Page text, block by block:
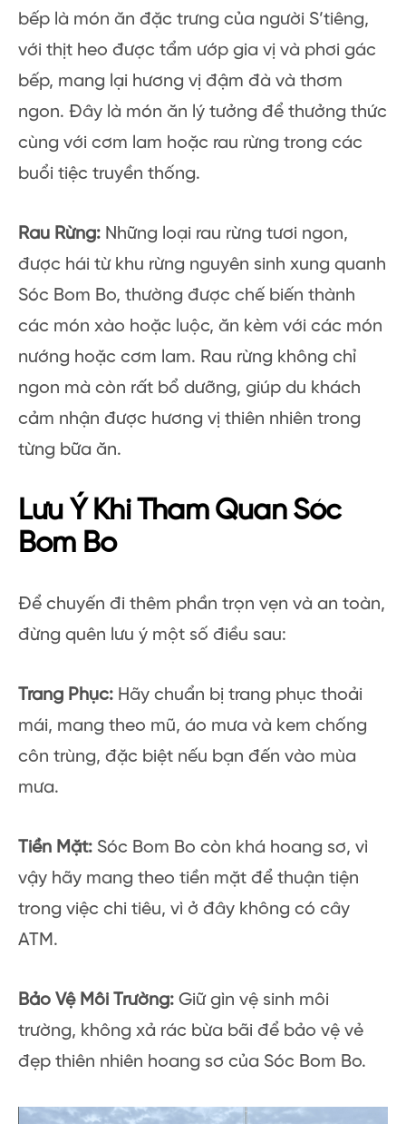
bếp là món ăn đặc trưng của người S’tiêng,
với thịt heo được tẩm ướp gia vị và phơi gác
bếp, mang lại hương vị đậm đà và thơm
ngon. Đây là món ăn lý tưởng để thưởng thức
cùng với cơm lam hoặc rau rừng trong các
buổi tiệc truyền thống.
Rau Rừng: Những loại rau rừng tươi ngon,
được hái từ khu rừng nguyên sinh xung quanh
Sóc Bom Bo, thường được chế biến thành
các món xào hoặc luộc, ăn kèm với các món
nướng hoặc cơm lam. Rau rừng không chỉ
ngon mà còn rất bổ dưỡng, giúp du khách
cảm nhận được hương vị thiên nhiên trong
từng bữa ăn.
Lưu Ý Khi Tham Quan Sóc
Bom Bo
Để chuyến đi thêm phần trọn vẹn và an toàn,
đừng quên lưu ý một số điều sau:
Trang Phục: Hãy chuẩn bị trang phục thoải
mái, mang theo mũ, áo mưa và kem chống
côn trùng, đặc biệt nếu bạn đến vào mùa
mưa.
Tiền Mặt: Sóc Bom Bo còn khá hoang sơ, vì
vậy hãy mang theo tiền mặt để thuận tiện
trong việc chi tiêu, vì ở đây không có cây
ATM.
Bảo Vệ Môi Trường: Giữ gìn vệ sinh môi
trường, không xả rác bừa bãi để bảo vệ vẻ
đẹp thiên nhiên hoang sơ của Sóc Bom Bo.